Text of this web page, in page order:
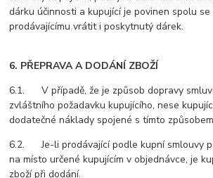
dárku účinnosti a kupující je povinen spolu se
prodávajícímu vrátit i poskytnutý dárek.
6. PŘEPRAVA A DODÁNÍ ZBOŽÍ
6.1. V případě, že je způsob dopravy
zvláštního požadavku kupujícího, nese
dodatečné náklady spojené s tímto
6.2. Je-li prodávající podle kupní smlouvy
na místo určené kupujícím v objednávce, je
zboží při dodání.